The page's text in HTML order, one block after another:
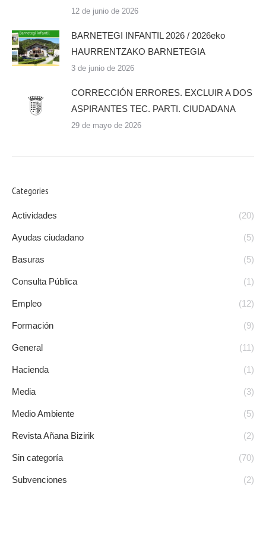
12 de junio de 2026
BARNETEGI INFANTIL 2026 / 2026eko
HAURRENTZAKO BARNETEGIA
3 de junio de 2026
CORRECCIÓN ERRORES. EXCLUIR A DOS
ASPIRANTES TEC. PARTI. CIUDADANA
29 de mayo de 2026
Categories
Actividades (20)
Ayudas ciudadano (5)
Basuras (5)
Consulta Pública (1)
Empleo (12)
Formación (9)
General (11)
Hacienda (1)
Media (3)
Medio Ambiente (5)
Revista Añana Bizirik (2)
Sin categoría (70)
Subvenciones (2)